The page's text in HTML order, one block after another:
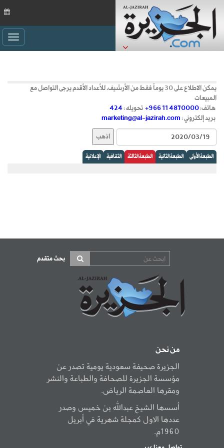
يمكن الاطلاع على 30 يوماً فقط من الأرشيف، للأعداد الأقدم يرجى التواصل مع
المبيعات
هاتف: +966 11 4870000 تحويله : 424
بريد إلكتروني : marketing@al-jazirah.com
الطبعة الأولى الطبعة الثانية الطبعة الثالثة الثقافية الإعلانية
بحث متقدم
من نحن
الجزيرة صحيفة سعودية يومية تصدر عن
مؤسسة الجزيرة للصحافة والطباعة والنشر
ومقرها العاصمة الرياض.
أسسها الشيخ عبدالله بن خميس وصدر
عددها الاول كمجلة شهرية في أبريل
1960م.